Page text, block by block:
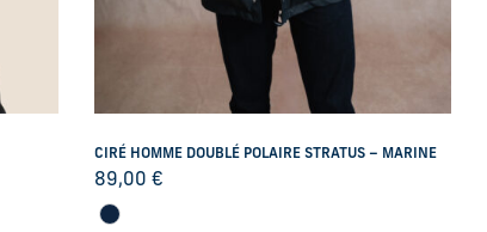
CIRÉ HOMME DOUBLÉ POLAIRE STRATUS – MARINE
89,00€